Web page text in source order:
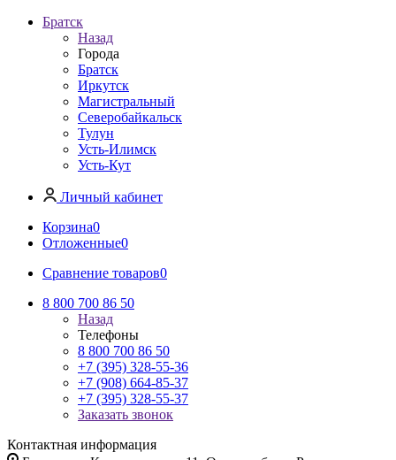
Братск
Назад
Города
Братск
Иркутск
Магистральный
Северобайкальск
Тулун
Усть-Илимск
Усть-Кут
Личный кабинет
Корзина0
Отложенные0
Сравнение товаров0
8 800 700 86 50
Назад
Телефоны
8 800 700 86 50
+7 (395) 328-55-36
+7 (908) 664-85-37
+7 (395) 328-55-37
Заказать звонок
Контактная информация